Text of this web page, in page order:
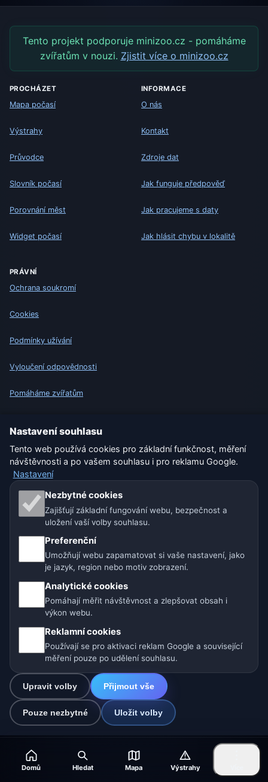
Tento projekt podporuje minizoo.cz - pomáháme
zvířatům v nouzi. Zjistit více o minizoo.cz
PROCHÁZET
Mapa počasí
Výstrahy
Průvodce
Slovník počasí
Porovnání měst
Widget počasí
INFORMACE
O nás
Kontakt
Zdroje dat
Jak funguje předpověď
Jak pracujeme s daty
Jak hlásit chybu v lokalitě
PRÁVNÍ
Ochrana soukromí
Cookies
Podmínky užívání
Vyloučení odpovědnosti
Pomáháme zvířatům
Nastavení
Naše weby o počasí:
🇨🇿 Česko 🇭🇷 Chorvatsko 🇧🇬 Bulharsko
🇩🇪🇦🇹🇨🇭 Německo / Rakousko / Švýcarsko
🌎 Latinská Amerika a Španělsko
🇮🇳 Jižní a jihovýchodní Asie
Provozovatel: Spolek Minizoo.cz z.s. | IČO: 21135550 |
© 2026 Počasí Online · Meteorologická data: MET Norway · Open-
Meteo. Výstrahy počasí: ČHMÚ.
Domů Hledat Mapa Výstrahy
Nastavení souhlasu
Tento web používá cookies pro základní funkčnost, měření
návštěvnosti a po vašem souhlasu i pro reklamu Google.
Nastavení
Nezbytné cookies
Zajišťují základní fungování webu, bezpečnost a
uložení vaší volby souhlasu.
Preferenční
Umožňují webu zapamatovat si vaše nastavení, jako
je jazyk, region nebo motiv zobrazení.
Analytické cookies
Pomáhají měřit návštěvnost a zlepšovat obsah i
výkon webu.
Reklamní cookies
Používají se pro aktivaci reklam Google a související
měření pouze po udělení souhlasu.
Upravit volby Přijmout vše
Pouze nezbytné Uložit volby